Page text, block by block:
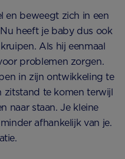
en beweegt zich in een
heeft je baby dus ook
Als hij eenmaal
problemen zorgen.
in zijn ontwikkeling te
zitstand te komen terwijl
naar staan. Je kleine
afhankelijk van je.